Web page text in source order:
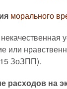
морального
или
15 ЗоЗПП).
расходов на